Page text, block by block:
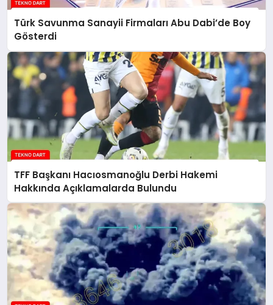
Türk Savunma Sanayii Firmaları Abu Dabi’de Boy
Gösterdi
TFF Başkanı Hacıosmanoğlu Derbi Hakemi
Hakkında Açıklamalarda Bulundu